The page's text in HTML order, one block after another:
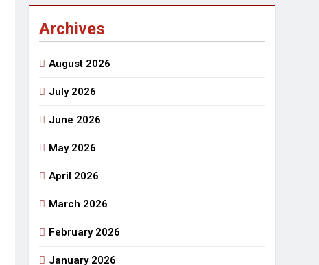
हेतु संपर्क करें
3 Years Ago
का भव्य आयोजन
राजनीतिक सफरनामा : आन्दोलन से उपजे सवाल
लहराने वाला डंडा
Archives
August 2026
July 2026
June 2026
May 2026
April 2026
March 2026
February 2026
January 2026